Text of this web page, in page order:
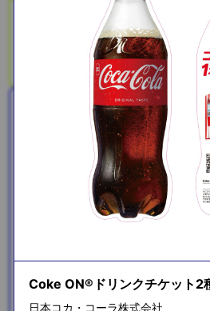
SAJI美鉄習慣（サジー＆マ
睡
3包
Coke ON®ドリンクチケット2
日本コカ・コーラ株式会社